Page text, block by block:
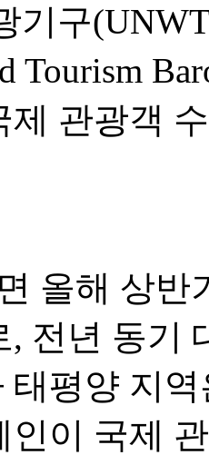
기구
Tourism
제 관광객
올해 상반
, 전년 동기
태평양 지
인이 국제